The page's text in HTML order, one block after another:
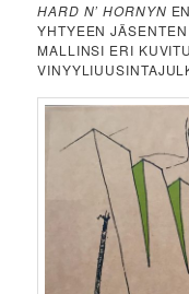
HARD N’ HORNYN
YHTYEEN
MALLINSI ERI